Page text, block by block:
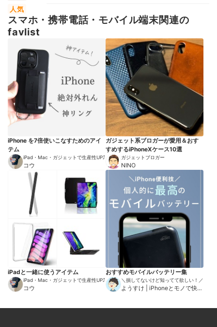
人気
スマホ・携帯電話・モバイル端末関連の
favlist
iPhone を7倍使いこなすためのアイ
テム
iPad・Mac・ガジェットで生産性UP⤴︎
コウ
ガジェット系ブロガーが愛用＆おす
すめするiPhoneXケース10選
ガジェットブロガー
NINO
iPadと一緒に使うアイテム
iPad・Mac・ガジェットで生産性UP⤴︎
コウ
おすすめモバイルバッテリー集
＼損してないけど知ってて欲しい！／
ようすけ | iPhoneとモノで快適